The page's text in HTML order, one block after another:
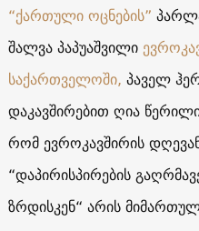
“ქართული ოცნების”
შალვა პაპუაშვილი
საქართველოში, პაველ
დაკავშირებით ღია
რომ ევროკავშირის
“დაპირისპირების
ზრდისკენ“ არის